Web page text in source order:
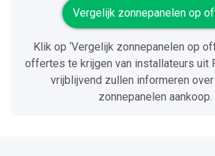
Vergelijk zonnepanelen op
Klik op ‘Vergelijk zonnepanelen op
offertes te krijgen van installateurs uit
vrijblijvend zullen informeren
zonnepanelen aankoop.